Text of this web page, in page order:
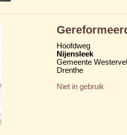
Hoofdweg
Nijensleek
Gemeente
Drenthe
Niet in gebruik